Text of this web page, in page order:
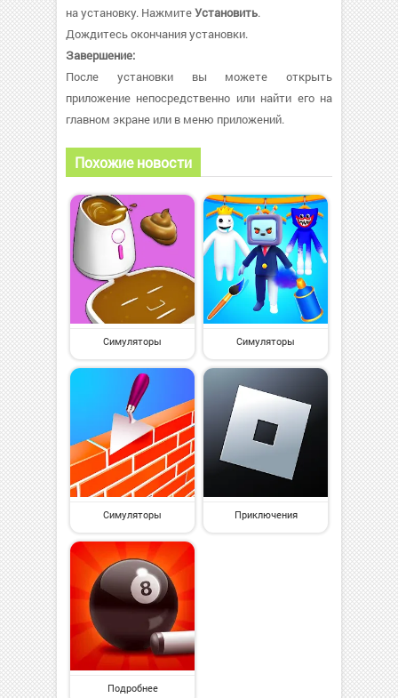
на установку. НажмитеУстановить.
Дождитесь окончания установки.
Завершение:
После установки вы можете открыть
приложение непосредственно или найти его на
главном экране или в меню приложений.
Похожие новости
Симуляторы Симуляторы
Симуляторы Приключения
Подробнее